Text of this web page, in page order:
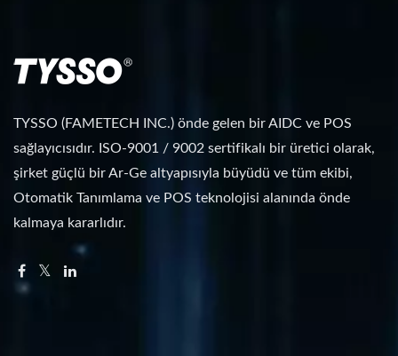
TYSSO (FAMETECH INC.) önde gelen bir AIDC ve POS
sağlayıcısıdır. ISO-9001 / 9002 sertifikalı bir üretici olarak,
şirket güçlü bir Ar-Ge altyapısıyla büyüdü ve tüm ekibi,
Otomatik Tanımlama ve POS teknolojisi alanında önde
kalmaya kararlıdır.